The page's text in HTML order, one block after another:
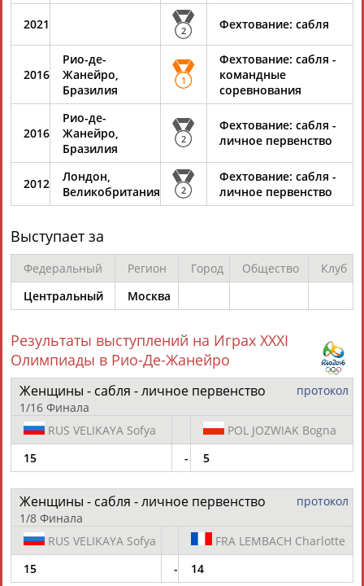
Стадион, 1998-2026
Разработка и поддержка ООО НАИТ «Стадион»
Подпишись
2021 2 Фехтование: сабля
2016
Рио-де-
Жанейро,
Бразилия
1
Фехтование: сабля -
командные
соревнования
2016
Рио-де-
Жанейро,
Бразилия
2
Фехтование: сабля -
личное первенство
2012
Лондон,
Великобритания
2
Фехтование: сабля -
личное первенство
Выступает за
Федеральный Регион Город Общество
Клуб
Центральный
Москва
Результаты выступлений на Играх XXXI
Олимпиады в Рио-Де-Жанейро
протокол
Женщины - сабля - личное первенство
1/16 Финала
RUS VELIKAYA Sofya POL JOZWIAK Bogna
15
- 5
протокол
Женщины - сабля - личное первенство
1/8 Финала
RUS VELIKAYA Sofya FRA LEMBACH Charlotte
15
- 14